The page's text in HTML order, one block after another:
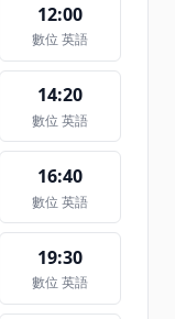
12:00
數位 英語
14:20
數位 英語
16:40
數位 英語
19:30
數位 英語